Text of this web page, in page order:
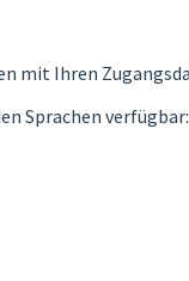
mit Ihren
Sprachen verfügbar: